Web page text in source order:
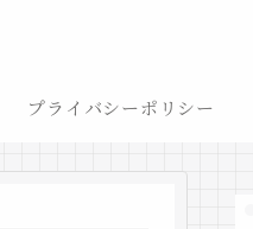
プライバシーポリシー